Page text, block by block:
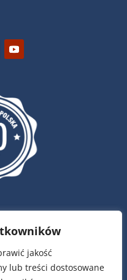
jakość
lub treści dostosowane
Warszawa